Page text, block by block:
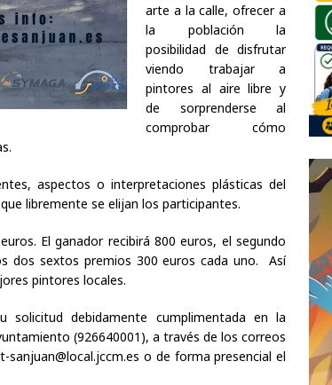
arte a la calle, ofrecer a
la población la
posibilidad de disfrutar
viendo trabajar a
pintores al aire libre y
de sorprenderse al
comprobar cómo
aspectos o interpretaciones plásticas del
libremente se elijan los participantes.
El ganador recibirá 800 euros, el segundo
dos sextos premios 300 euros cada uno. Así
pintores locales.
solicitud debidamente cumplimentada en la
(926640001), a través de los correos
o de forma presencial el